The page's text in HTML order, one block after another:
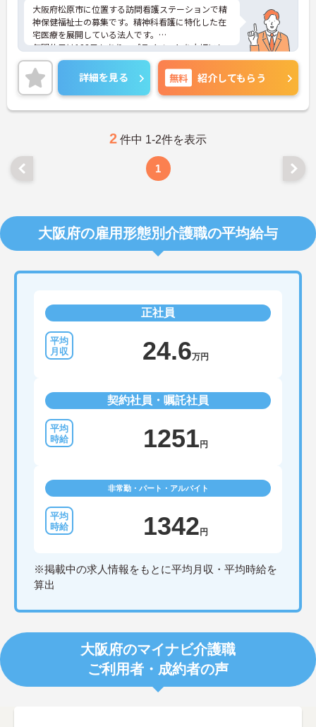
大阪府松原市に位置する訪問看護ステーションで精
神保健福祉士の募集です。精神科看護に特化した在
宅医療を展開している法人です。
年間休日は123日もあり、プライベートを大切にし
ながらご勤務いただけます。
ご利用者一人ひとりの状況に合わせた最適なサービ
スができる環境です。
ご興味のある方には、面接対策ポイントなど、さら
に詳細をお話しいたしますのでお気軽にご相談くだ
詳細を見る 無料 紹介してもらう
2 件中 1-2件を表示
1
大阪府の雇用形態別介護職の平均給与
正社員
24.6万円
契約社員・嘱託社員
1251 円
非常勤・パート・アルバイト
1342 円
※掲載中の求人情報をもとに平均月収・平均時給を
算出
大阪府のマイナビ介護職
ご利用者・成約者の声